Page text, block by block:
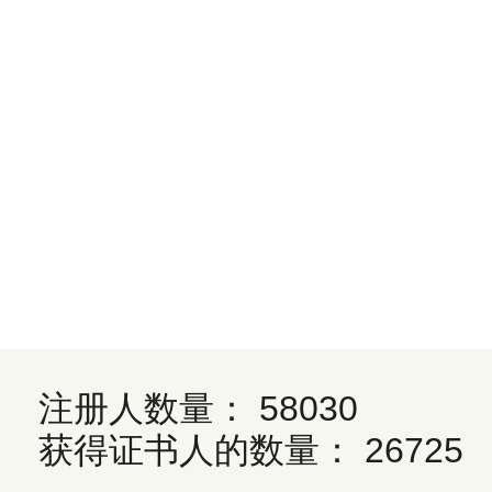
注册人数量： 58030
获得证书人的数量： 26725